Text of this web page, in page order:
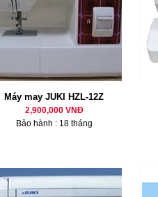
Máy may JUKI HZL-12Z
2,900,000 VNĐ
Bảo hành : 18 tháng